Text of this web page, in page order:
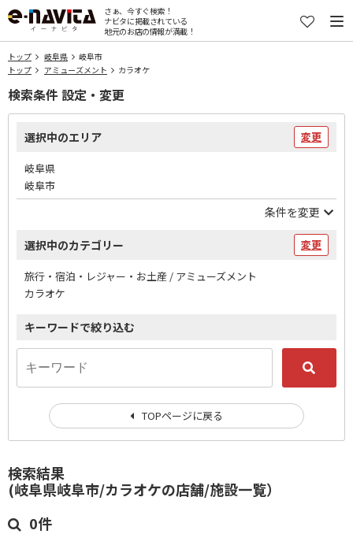
さぁ、今すぐ検索！
ナビタに掲載されている
地元のお店の情報が満載！
トップ 岐阜県
岐阜市
トップ
アミューズメント カラオケ
検索結果
(岐阜県岐阜市/カラオケの店舗/施設一覧）
0件
検索条件 設定・変更
選択中のエリア 変更
岐阜県
岐阜市
条件を変更
選択中のカテゴリー 変更
旅行・宿泊・レジャー・お土産 / アミューズメント
カラオケ
キーワードで絞り込む
TOPページに戻る